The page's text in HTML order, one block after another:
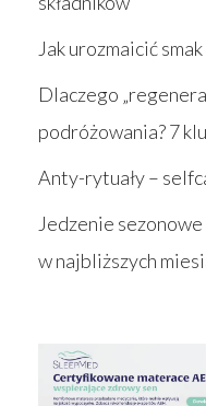
Jak urozmaicić
Dlaczego
podróżowania? 7
Anty-rytuały –
Jedzenie
w najbliższych